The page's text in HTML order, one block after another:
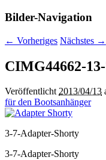
Bilder-Navigation
← Vorheriges Nächstes →
CIMG44662-
Veröffentlicht2013/04/13
für den Bootsanhänger
3-7-Adapter-Shorty
3-7-Adapter-Shorty